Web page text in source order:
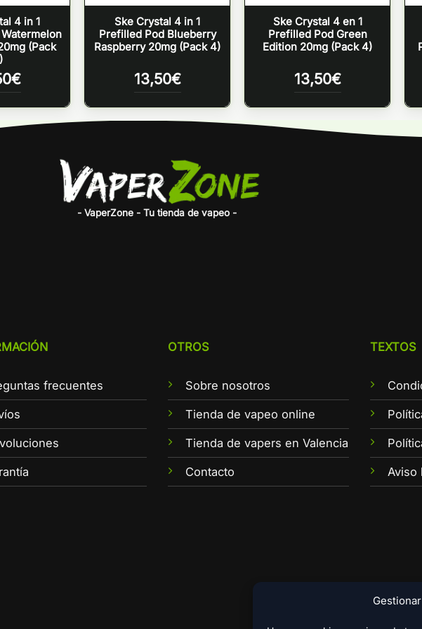
4 in 1
(Pack
€
Ske Crystal 4 in 1
Prefilled Pod Blueberry
Raspberry 20mg (Pack 4)
13,50€
Ske Crystal 4 en 1
Prefilled Pod Green
Edition 20mg (Pack 4)
13,50€
- VaperZone - Tu tienda de vapeo -
frecuentes
OTROS
Sobre nosotros
Tienda de vapeo online
Tienda de vapers en Valencia
Contacto
TEXTOS
Aviso